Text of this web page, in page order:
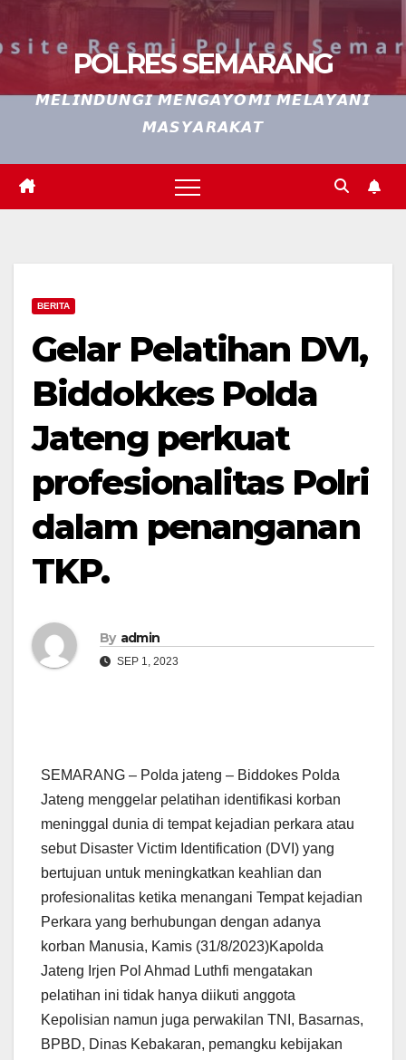
POLRES SEMARANG
𝙈𝙀𝙇𝙄𝙉𝘿𝙐𝙉𝙂𝙄 𝙈𝙀𝙉𝙂𝘼𝙔𝙊𝙈𝙄 𝙈𝙀𝙇𝘼𝙔𝘼𝙉𝙄
𝙈𝘼𝙎𝙔𝘼𝙍𝘼𝙆𝘼𝙏
BERITA
Gelar Pelatihan DVI,
Biddokkes Polda
Jateng perkuat
profesionalitas Polri
dalam penanganan
TKP.
By admin
SEP 1, 2023
SEMARANG – Polda jateng – Biddokes Polda
Jateng menggelar pelatihan identifikasi korban
meninggal dunia di tempat kejadian perkara atau
sebut Disaster Victim Identification (DVI) yang
bertujuan untuk meningkatkan keahlian dan
profesionalitas ketika menangani Tempat kejadian
Perkara yang berhubungan dengan adanya
korban Manusia, Kamis (31/8/2023)Kapolda
Jateng Irjen Pol Ahmad Luthfi mengatakan
pelatihan ini tidak hanya diikuti anggota
Kepolisian namun juga perwakilan TNI, Basarnas,
BPBD, Dinas Kebakaran, pemangku kebijakan